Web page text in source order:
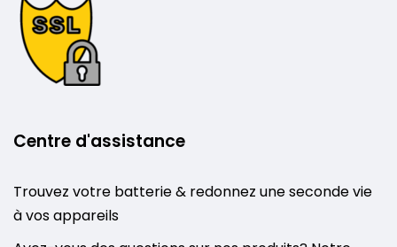
Centre d'assistance
Trouvez votre batterie & redonnez une seconde vie
à vos appareils